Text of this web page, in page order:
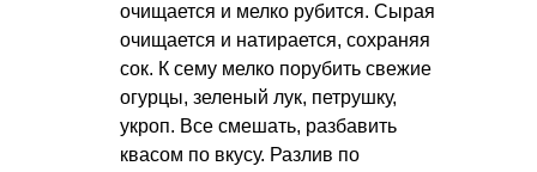
очищается и мелко рубится. Сырая
очищается и натирается, сохраняя
сок. К сему мелко порубить свежие
огурцы, зеленый лук, петрушку,
укроп. Все смешать, разбавить
квасом по вкусу. Разлив по